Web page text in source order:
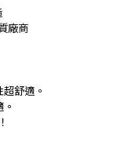
廠商
舒適。